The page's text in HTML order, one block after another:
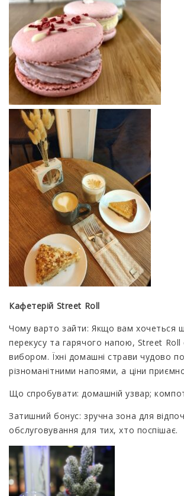
Кафетерій Street Roll
Чому варто зайти: Якщо вам хочеться
перекусу та гарячого напою, Street Roll
вибором. Їхні домашні страви чудово
різноманітними напоями, а ціни
Що спробувати: домашній узвар;
Затишний бонус: зручна зона для
обслуговування для тих, хто поспішає.